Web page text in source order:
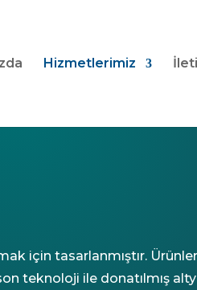
Hizmetlerimiz
için tasarlanmıştır.
teknoloji ile donatılmış